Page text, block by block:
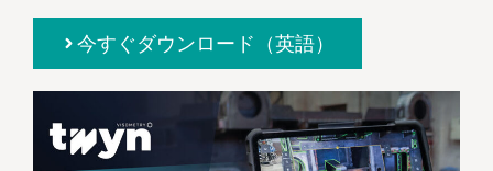
今すぐダウンロード（英語）